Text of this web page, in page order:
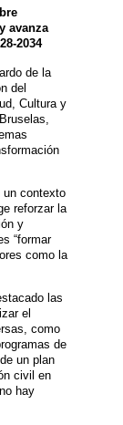
avanza
2034
de la
del
Cultura y
un contexto
reforzar la
y
“formar
como la
las
el
como
de
un plan
civil en
hay